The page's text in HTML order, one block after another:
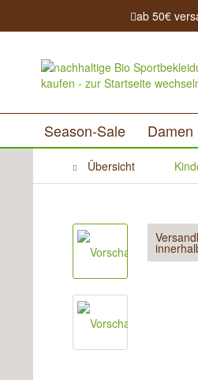
ab 50€
Season-Sale Damen
Übersicht